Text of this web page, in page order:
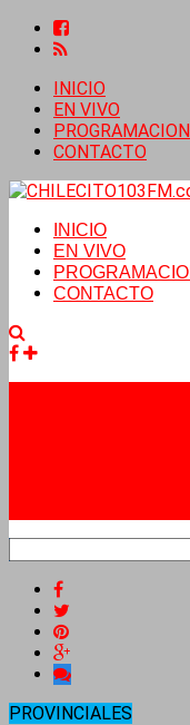
INICIO
EN VIVO
PROGRAMACION
CONTACTO
INICIO
EN VIVO
CONTACTO
PROVINCIALES